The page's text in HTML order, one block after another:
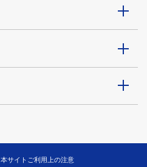
本サイトご利用上の注意